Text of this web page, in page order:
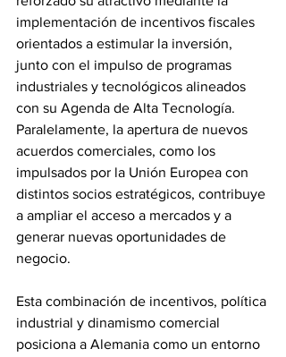
implementación de incentivos fiscales
orientados a estimular la inversión,
junto con el impulso de programas
industriales y tecnológicos alineados
con su Agenda de Alta Tecnología.
Paralelamente, la apertura de nuevos
acuerdos comerciales, como los
impulsados por la Unión Europea con
distintos socios estratégicos, contribuye
a ampliar el acceso a mercados y a
generar nuevas oportunidades de
negocio.
Esta combinación de incentivos, política
industrial y dinamismo comercial
posiciona a Alemania como un entorno